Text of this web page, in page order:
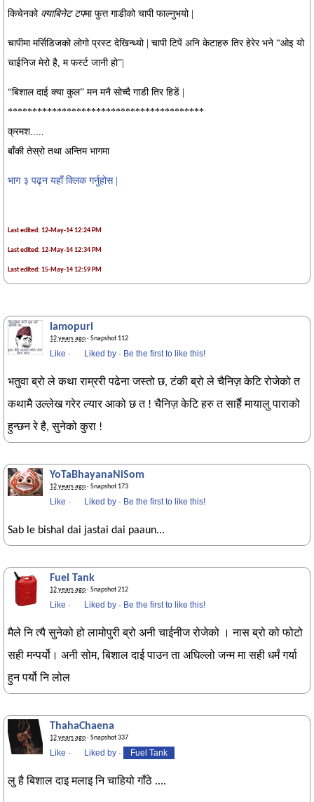
किचेनको क्याबिनेट टपमा फुत्त गाडीको चापी फाल्नुभयो |
चापीमा मर्सिडिजको लोगो प्रस्ट देखिन्थ्यो | चापी टिपें अनि केटाहरु तिर हेरेर भने “ओइ यो
चाईनिज मेरो है, म फर्स्ट जानी हो”|
“बिशाल दाई क्या कुल” मन मनै सोच्दै गाडी तिर हिडें |
****************************************
क्रमश.....
बाँकी तेस्रो तथा अन्तिम भागमा
भाग ३ पढ्न यहाँ क्लिक गर्नुहोस |
Last edited: 12-May-14 12:24 PM
Last edited: 12-May-14 12:34 PM
Last edited: 15-May-14 12:59 PM
lamopuri
12 years ago· Snapshot 112
Like · Liked by · Be the first to like this!
भतुवा ब्रो ले कथा राम्ररी पढेना जस्तो छ, टंकी ब्रो ले चैनिज़ केटि रोजेको त
कथामै उल्लेख गरेर ल्यार आको छ त ! चैनिज़ केटि हरु त सार्है मायालु पाराको
हुन्छन रे है, सुनेको कुरा !
YoTaBhayanaNiSom
12 years ago· Snapshot 173
Like · Liked by · Be the first to like this!
Sab le bishal dai jastai dai paaun...
Fuel Tank
12 years ago· Snapshot 212
Like · Liked by · Be the first to like this!
मैले नि त्यै सुनेको हो लामोपुरी ब्रो अनी चाईनीज रोजेको । नास ब्रो को फोटो
सही मन्पर्यो। अनी सोम, बिशाल दाई पाउन ता अघिल्लो जन्म मा सही धर्मं गर्या
हुन पर्यो नि लोल
ThahaChaena
12 years ago· Snapshot 337
Like · Liked by · Fuel Tank
लु है बिशाल दाइ मलाइ नि चाहियो गाँठे ....